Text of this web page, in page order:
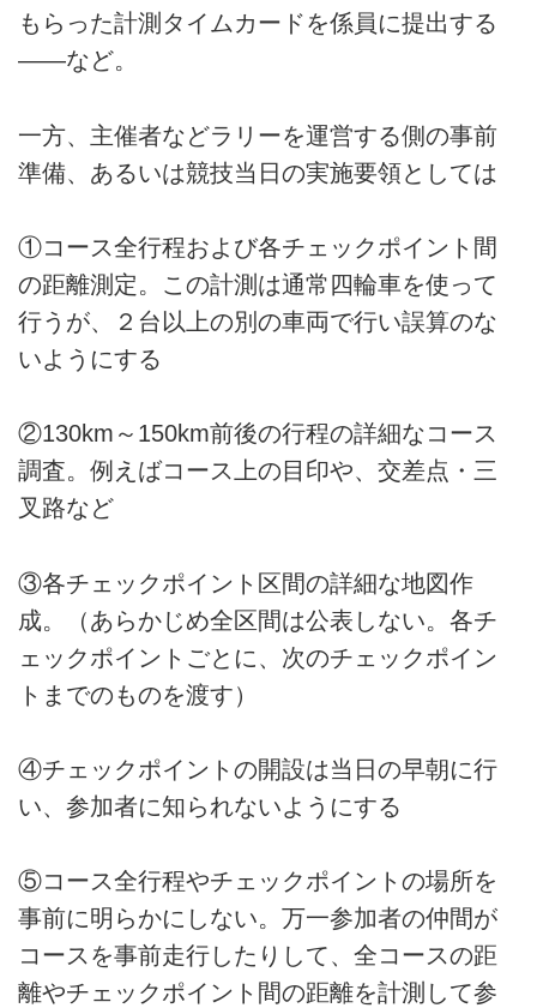
もらった計測タイムカードを係員に提出する
――など。
一方、主催者などラリーを運営する側の事前
準備、あるいは競技当日の実施要領としては
①コース全行程および各チェックポイント間
の距離測定。この計測は通常四輪車を使って
行うが、２台以上の別の車両で行い誤算のな
いようにする
②130km～150km前後の行程の詳細なコース
調査。例えばコース上の目印や、交差点・三
叉路など
③各チェックポイント区間の詳細な地図作
成。（あらかじめ全区間は公表しない。各チ
ェックポイントごとに、次のチェックポイン
トまでのものを渡す）
④チェックポイントの開設は当日の早朝に行
い、参加者に知られないようにする
⑤コース全行程やチェックポイントの場所を
事前に明らかにしない。万一参加者の仲間が
コースを事前走行したりして、全コースの距
離やチェックポイント間の距離を計測して参